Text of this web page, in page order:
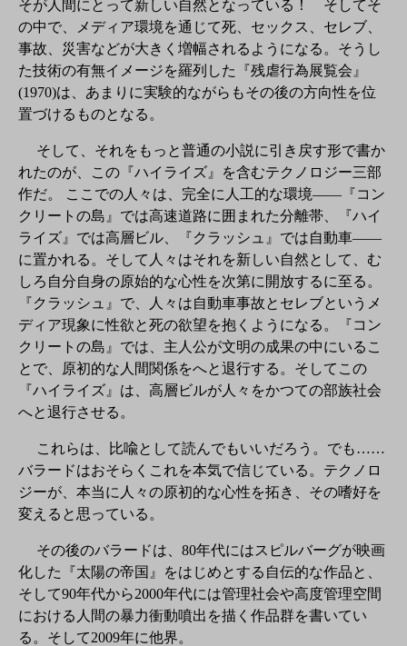
そが人間にとって新しい自然となっている！ そしてそ
の中で、メディア環境を通じて死、セックス、セレブ、
事故、災害などが大きく増幅されるようになる。そうし
た技術の有無イメージを羅列した『残虐行為展覧会』
(1970)は、あまりに実験的ながらもその後の方向性を位
置づけるものとなる。
そして、それをもっと普通の小説に引き戻す形で書か
れたのが、この『ハイライズ』を含むテクノロジー三部
作だ。 ここでの人々は、完全に人工的な環境――『コン
クリートの島』では高速道路に囲まれた分離帯、『ハイ
ライズ』では高層ビル、『クラッシュ』では自動車――
に置かれる。そして人々はそれを新しい自然として、む
しろ自分自身の原始的な心性を次第に開放するに至る。
『クラッシュ』で、人々は自動車事故とセレブというメ
ディア現象に性欲と死の欲望を抱くようになる。『コン
クリートの島』では、主人公が文明の成果の中にいるこ
とで、原初的な人間関係をへと退行する。そしてこの
『ハイライズ』は、高層ビルが人々をかつての部族社会
へと退行させる。
これらは、比喩として読んでもいいだろう。でも……
バラードはおそらくこれを本気で信じている。テクノロ
ジーが、本当に人々の原初的な心性を拓き、その嗜好を
変えると思っている。
その後のバラードは、80年代にはスピルバーグが映画
化した『太陽の帝国』をはじめとする自伝的な作品と、
そして90年代から2000年代には管理社会や高度管理空間
における人間の暴力衝動噴出を描く作品群を書いてい
る。そして2009年に他界。